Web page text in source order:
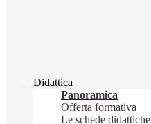
Didattica
Panoramica
Offerta formativa
Le schede didattiche